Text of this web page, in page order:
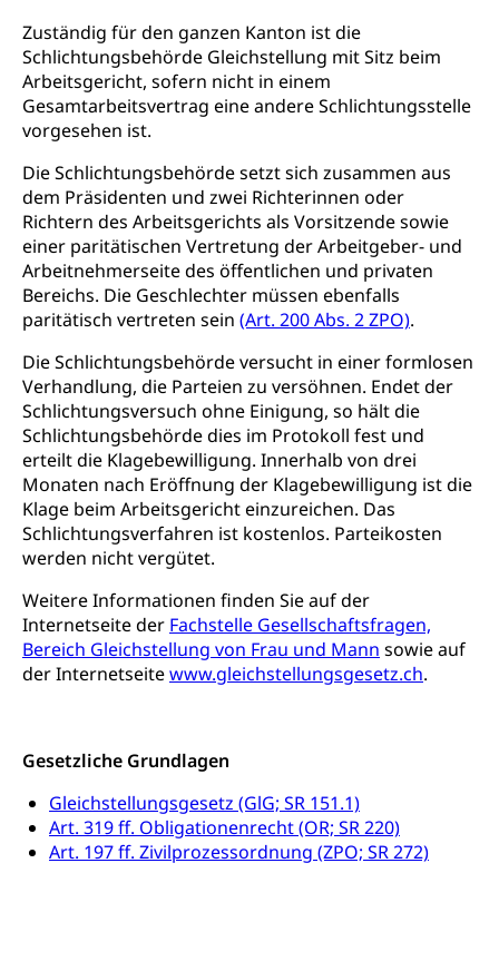
Zuständig für den ganzen Kanton ist die
Schlichtungsbehörde Gleichstellung mit Sitz beim
Arbeitsgericht, sofern nicht in einem
Gesamtarbeitsvertrag eine andere Schlichtungsstelle
vorgesehen ist.
Die Schlichtungsbehörde setzt sich zusammen aus
dem Präsidenten und zwei Richterinnen oder
Richtern des Arbeitsgerichts als Vorsitzende sowie
einer paritätischen Vertretung der Arbeitgeber- und
Arbeitnehmerseite des öffentlichen und privaten
Bereichs. Die Geschlechter müssen ebenfalls
paritätisch vertreten sein (Art. 200 Abs. 2 ZPO).
Die Schlichtungsbehörde versucht in einer formlosen
Verhandlung, die Parteien zu versöhnen. Endet der
Schlichtungsversuch ohne Einigung, so hält die
Schlichtungsbehörde dies im Protokoll fest und
erteilt die Klagebewilligung. Innerhalb von drei
Monaten nach Eröffnung der Klagebewilligung ist die
Klage beim Arbeitsgericht einzureichen. Das
Schlichtungsverfahren ist kostenlos. Parteikosten
werden nicht vergütet.
Weitere Informationen finden Sie auf der
Internetseite der Fachstelle Gesellschaftsfragen,
Bereich Gleichstellung von Frau und Mann sowie auf
der Internetseitewww.gleichstellungsgesetz.ch.
Gesetzliche Grundlagen
Gleichstellungsgesetz (GlG; SR 151.1)
Art. 319 ff. Obligationenrecht (OR; SR 220)
Art. 197 ff. Zivilprozessordnung (ZPO; SR 272)
Berufsabschluss für Erwachsene
Höhere Bildung (hflu.ch)
Beratung & Unterstützung
Beruf & Weiterbildung (beruf.lu.ch)
Berufslehre (beruf.lu.ch)
Fachstelle Berufsbildung
für Bildung und Beruf
Berufsmaturität
Zentrum für Brückenangebote
Pädagogische Hochschule Luzern, PH Luzern
Höhere Fachschule Luzern HFLU
Berufsbildung / Mittelschulen (gruezi.lu.ch)
Fachklasse Grafik (fachklassegrafik.ch)
Fach- & Wirtschafts-Mittelschulzentrum FMZ
Gymnasialbildung, Kantonsschulen
Gymnasien & Fachmittelschulen (beruf.lu.ch)
Studienwahl- und Studienbearatung
Fachklasse Grafik
Gesundheitsmittelschule
Informatikmittelschule
Wirtschaftsmittelschule
FMS und Vollzeitschulen mit BM
Obligatorische Schulzeit
Schulpflicht, Schulobligatorium, Primarschule,
Sekundarschule, Schulferien, Tagesschule,
Schulergänzende Betreuung, Logopädie,
Psychomotorik, Schulpsychologie, Schulsozialarbeit,
Heilpädagogik und Sonderschulen
Kantonale Sportcamps
Primarschule
Sekundarschule
Kindergarten & Basisstufe
Förderangebote
Sonderschulung
Musikschulen
Schulferien
Schuldienste
Betreuungsangebote
Schulliste
Freiwilliger Schulsport
Stipendien und Darlehen
Studienbeihilfe, Stipendien, Ausbildungsdarlehen
Stipendien Universität Luzern unilu
Finanzielle Unterstützung für Ausbildung
Pflege HF oder Studium Pflege FH
Fachstelle Stipendien (beruf.lu.ch)
Studienbeiträge Höhere Berufsbildung
Finanzielle Unterstützung Pädagogische
Hochschule PHLU
Stipendien Hochschule Luzern hslu
Universität
Technische Hochschule, Studium,
Hochschulstudium, Universitätsstudium,
universitäre Ausbildung, akademische Ausbildung,
Hochschulbildung, Hochschule, universitäre
Hochschule, Bachelor, Master, Doktorat,
Weiterbildung, Forschung, Entwicklung,
Dienstleistungen, Hochschule Luzern,
Fachhochschule Zentralschweiz, HSLU,
Pädagogische Hochschule Luzern, PH Luzern, UniLU,
swissuniversities (Dachorganisation der Schweizer
Hochschulen)
swissuniversities
Universität Luzern
Fachstelle Hochschulbildung
Vorschule
Kindergarten, Kinderkrippe, Krippe, Kinderhort,
Kindertagesstätte, Spielgruppe, Tagesmutter,
Frühe Sprachförderung
Kindergarten & Basisstufe
Gesundheit und Soziales
Konsumentenschutz